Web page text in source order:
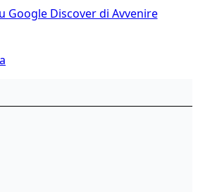
Google Discover di Avvenire